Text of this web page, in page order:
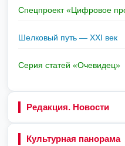
Спецпроект «Цифровое
Шелковый путь — XXI век
Серия статей «Очевидец»
Редакция. Новости
Культурная панорама